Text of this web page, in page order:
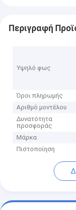
Περιγραφή
Υψηλό φως
Όροι πληρωμής
Αριθμό μοντέλου
Δυνατότητα
προσφοράς
Μάρκα
Πιστοποίηση